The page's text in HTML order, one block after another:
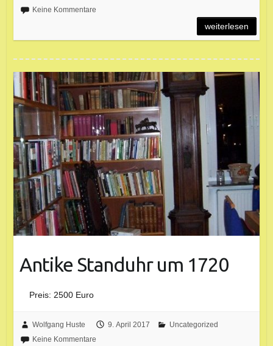
Keine Kommentare
weiterlesen
Antike Standuhr um 1720
Preis: 2500 Euro
Wolfgang Huste 9. April 2017
Uncategorized
Keine Kommentare